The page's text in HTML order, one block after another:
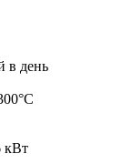
в день
кВт